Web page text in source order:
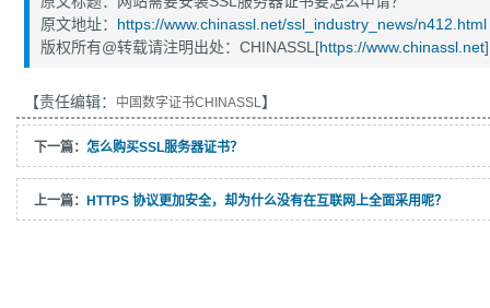
原文地址： https://www.chinassl.net/ssl_industry_news/n412.html
版权所有@转载请注明出处：CHINASSL[https://www.chinassl.net]
【责任编辑： 中国数字证书CHINASSL】
下一篇： 怎么购买SSL服务器证书？
上一篇： HTTPS 协议更加安全，却为什么没有在互联网上全面采用呢？